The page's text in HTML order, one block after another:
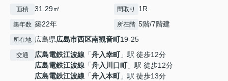
面積 31.29㎡ 間取り 1R
築年数 築22年 所在階 5階/7階建
所在地 広島県広島市西区南観音町19-25
交通 広島電鉄江波線 「舟入幸町」駅 徒歩12分
広島電鉄江波線 「舟入川口町」駅 徒歩12分
広島電鉄江波線 「舟入本町」駅 徒歩13分